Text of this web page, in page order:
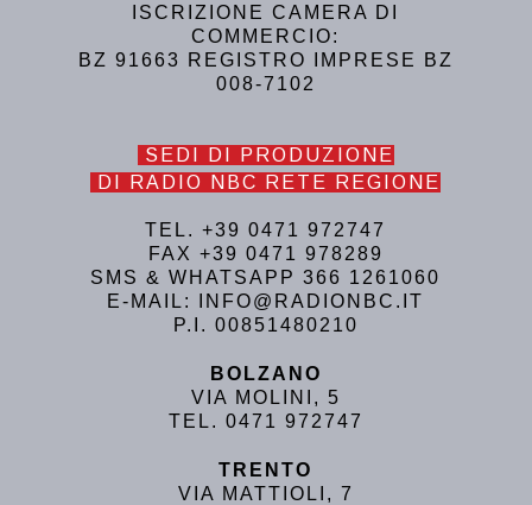
ISCRIZIONE CAMERA DI
COMMERCIO:
BZ 91663 REGISTRO IMPRESE BZ
008-7102
SEDI DI PRODUZIONE
DI RADIO NBC RETE REGIONE
TEL. +39 0471 972747
FAX +39 0471 978289
SMS & WHATSAPP 366 1261060
E-MAIL: INFO@RADIONBC.IT
P.I. 00851480210
BOLZANO
VIA MOLINI, 5
TEL. 0471 972747
TRENTO
VIA MATTIOLI, 7